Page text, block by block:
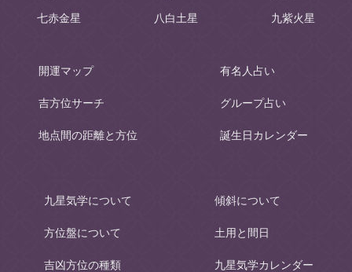
七赤金星 八白土星 九紫火星
開運マップ
吉方位サーチ
地点間の距離と方位
有名人占い
グループ占い
誕生日カレンダー
九星気学について
方位盤について
吉凶方位の種類
傾斜について
土用と間日
九星気学カレンダー